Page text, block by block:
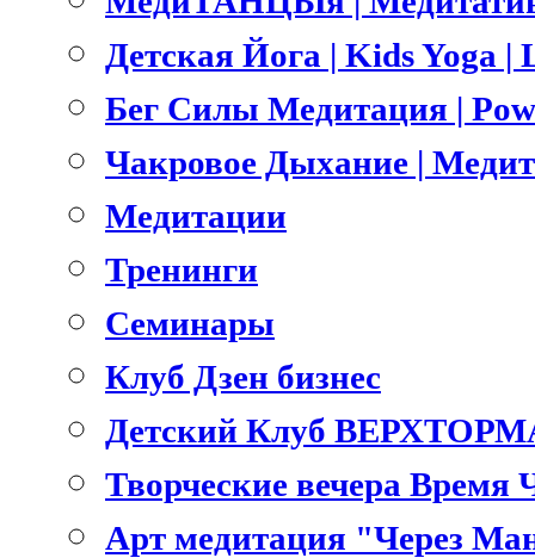
Детская Йога | Kids Yoga
Бег Силы Медитация |
Чакровое Дыхание |
Медитации
Тренинги
Семинары
Клуб Дзен бизнес
Детский Клуб
Творческие вечера
Арт медитация "Через